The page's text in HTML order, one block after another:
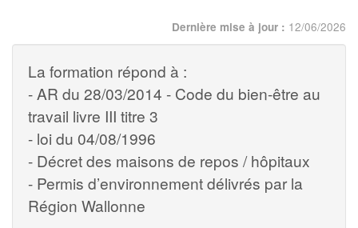
Dernière mise à jour : 12/06/2026
La formation répond à :
- AR du 28/03/2014 - Code du bien-être au
travail livre III titre 3
- loi du 04/08/1996
- Décret des maisons de repos / hôpitaux
- Permis d’environnement délivrés par la
Région Wallonne